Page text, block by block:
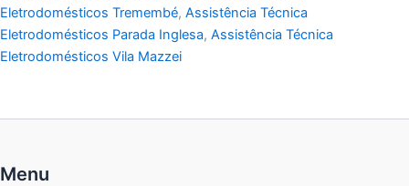
Eletrodomésticos Tremembé, Assistência Técnica
Eletrodomésticos Parada Inglesa, Assistência Técnica
Eletrodomésticos Vila Mazzei
Menu